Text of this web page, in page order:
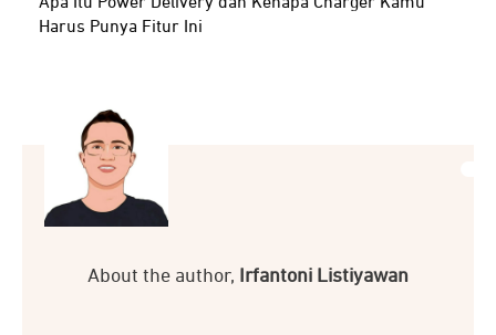
Apa Itu Power Delivery dan Kenapa Charger Kamu
Harus Punya Fitur Ini
About the author, Irfantoni Listiyawan